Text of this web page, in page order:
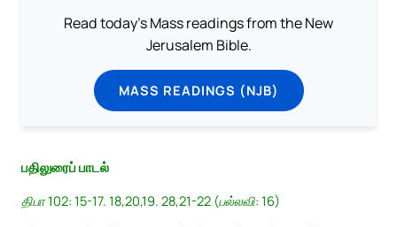
Read today's Mass readings from the New
Jerusalem Bible.
MASS READINGS (NJB)
பதிலுரைப் பாடல்
திபா 102: 15-17. 18,20,19. 28,21-22 (பல்லவி: 16)